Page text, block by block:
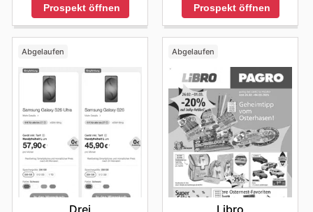
Prospekt öffnen Prospekt öffnen
Abgelaufen
Drei
Abgelaufen
Libro